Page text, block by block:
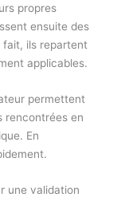
propres
ensuite des
fait, ils repartent
applicables.
permettent
rencontrées en
En
une validation